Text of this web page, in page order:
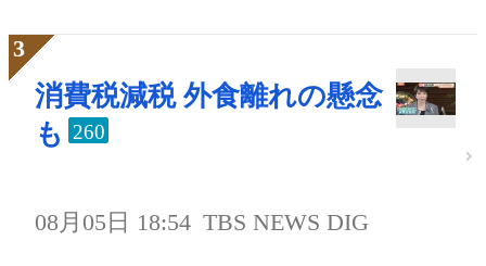
消費税減税 外食離れの懸念
も
260
08月05日 18:54 TBS NEWS DIG